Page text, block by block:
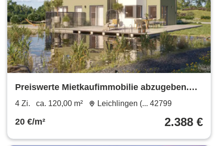
Preiswerte Mietkaufimmobilie abzugeben.
Ohne Eigenkapital möglich.
4 Zi. ca. 120,00 m² Leichlingen (... 42799
20 €/m² 2.388 €